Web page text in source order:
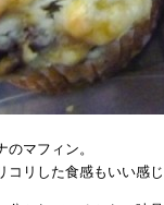
のマフィン。
コリした食感もいい感